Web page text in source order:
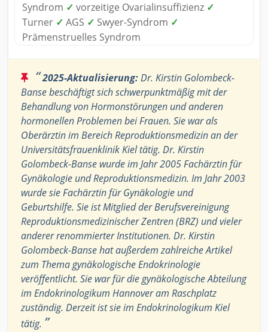
Syndrom ✓ vorzeitige Ovarialinsuffizienz ✓
Turner ✓ AGS ✓ Swyer-Syndrom ✓
Prämenstruelles Syndrom
“2025-Aktualisierung:Dr. Kirstin Golombeck-
Banse beschäftigt sich schwerpunktmäßig mit der
Behandlung von Hormonstörungen und anderen
hormonellen Problemen bei Frauen. Sie war als
Oberärztin im Bereich Reproduktionsmedizin an der
Universitätsfrauenklinik Kiel tätig. Dr. Kirstin
Golombeck-Banse wurde im Jahr 2005 Fachärztin für
Gynäkologie und Reproduktionsmedizin. Im Jahr 2003
wurde sie Fachärztin für Gynäkologie und
Geburtshilfe. Sie ist Mitglied der Berufsvereinigung
Reproduktionsmedizinischer Zentren (BRZ) und vieler
anderer renommierter Institutionen. Dr. Kirstin
Golombeck-Banse hat außerdem zahlreiche Artikel
zum Thema gynäkologische Endokrinologie
veröffentlicht. Sie war für die gynäkologische Abteilung
im Endokrinologikum Hannover am Raschplatz
zuständig. Derzeit ist sie im Endokrinologikum Kiel
tätig. ”